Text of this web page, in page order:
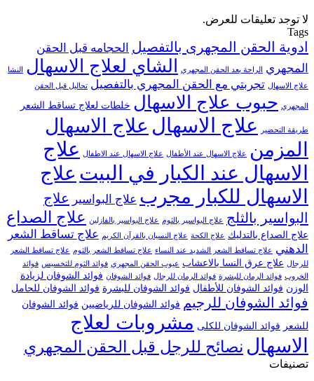
لا توجد تعليقات للعرض.
Tags
ادوية الحقن المجهرى بالتفصيل الحجامه قبل الحقن
المجهري
الراحة بعد الحقن المجهري الشاي لعلاج الاسهال النشا
علاج الاسهال تجربتي مع الحقن المجهري بالتفصيل تحاليل قبل الحقن
المجهري حبوب علاج الاسهال خلطات لعلاج تساقط الشعر
طريقة التحضير علاج الاسهال علاج الاسهال
المزمن
علاج الاسهال عند الأطفال علاج الاسهال عند الاطفال
علاج
الاسهال عند الكبار في البيت علاج
الاسهال للكبار مجرب علاج البواسير علاج
البواسير بالثلج علاج البواسير بالثوم علاج البواسير بالفازلين علاج الصداع
علاج الصداع بالتدليك علاج الكحة علاج النسيان بالقرآن الكريم
علاج تساقط الشعر
الدهني علاج تساقط الشعر الشديد عند النساء علاج تساقط الشعر بالثوم علاج تساقط الشعر
للرجال علاج عرق النسا بالاعشاب عيوب الحقن المجهري فوائد الثوم للتخسيس فوائد
الخروب فوائد الرمان للبشرة فوائد الرمان للرجال فوائد الشوفان فوائد الشوفان لزيادة
الوزن فوائد الشوفان للأطفال فوائد الشوفان للبشرة فوائد الشوفان للحامل
فوائد الشوفان للرجيم فوائد الشوفان للرياضيين فوائد الشوفان
للشعر فوائد الشوفان للكلى مشروبات لعلاج
الاسهال نصائح للرجل قبل الحقن المجهري
تصنيفات